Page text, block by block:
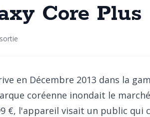
Core Plus
en Décembre 2013 dans la
coréenne inondait le
€, l'appareil visait un public qui